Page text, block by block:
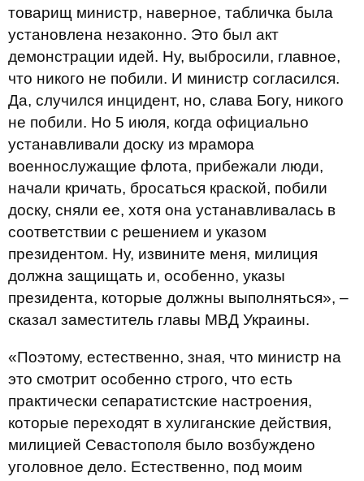
товарищ министр, наверное, табличка была
установлена незаконно. Это был акт
демонстрации идей. Ну, выбросили, главное,
что никого не побили. И министр согласился.
Да, случился инцидент, но, слава Богу, никого
не побили. Но 5 июля, когда официально
устанавливали доску из мрамора
военнослужащие флота, прибежали люди,
начали кричать, бросаться краской, побили
доску, сняли ее, хотя она устанавливалась в
соответствии с решением и указом
президентом. Ну, извините меня, милиция
должна защищать и, особенно, указы
президента, которые должны выполняться», –
сказал заместитель главы МВД Украины.
«Поэтому, естественно, зная, что министр на
это смотрит особенно строго, что есть
практически сепаратистские настроения,
которые переходят в хулиганские действия,
милицией Севастополя было возбуждено
уголовное дело. Естественно, под моим